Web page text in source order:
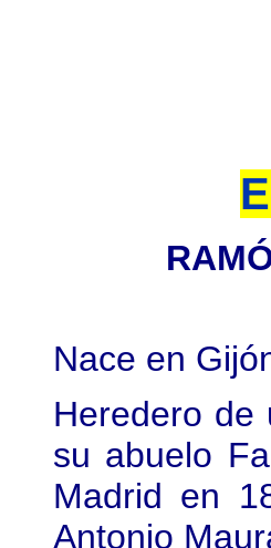
Nace en
Heredero de
su abuelo
Madrid en
Antonio